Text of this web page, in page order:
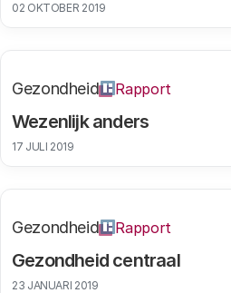
02 OKTOBER 2019
Wezenlijk anders
Gezondheid Rapport
17 JULI 2019
Gezondheid centraal
Gezondheid Rapport
23 JANUARI 2019